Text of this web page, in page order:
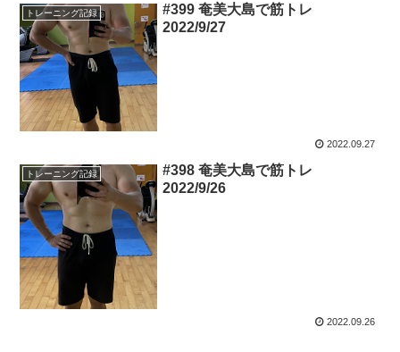
トレーニング記録
#399 奄美大島で筋トレ
2022/9/27
2022.09.27
トレーニング記録
#398 奄美大島で筋トレ
2022/9/26
2022.09.26